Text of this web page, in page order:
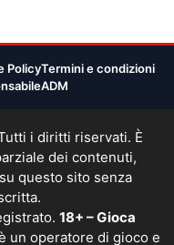
PolicyTermini e condizioni
ADM
i diritti riservati. È
dei contenuti,
questo sito senza
18+ – Gioca
un operatore di gioco e